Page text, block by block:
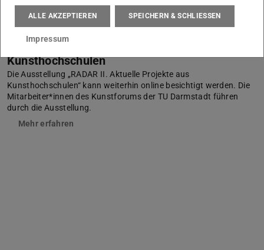
RADAR II. Aktuelle Projekte aus
Kunsthochschulen
Die Ausstellung „RADAR II. Aktuelle Projekte aus
Kunsthochschulen“ kann weiterhin online besichtigt werden. Die
Mitarbeiter*innen des Kunstforums der TU Darmstadt führen
durch die Ausstellung.
Mehr erfahren
ALLE AKZEPTIEREN SPEICHERN & SCHLIESSEN
Impressum